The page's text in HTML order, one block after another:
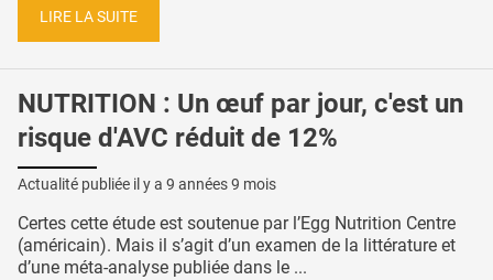
LIRE LA SUITE
NUTRITION : Un œuf par jour, c'est un
risque d'AVC réduit de 12%
Actualité publiée il y a 9 années 9 mois
Certes cette étude est soutenue par l’Egg Nutrition Centre
(américain). Mais il s’agit d’un examen de la littérature et
d’une méta-analyse publiée dans le ...